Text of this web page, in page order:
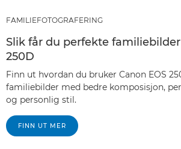
FAMILIEFOTOGRAFERING
Slik får du perfekte
250D
Finn ut hvordan du bruker Canon EOS
familiebilder med bedre komposisjon,
og personlig stil.
FINN UT MER